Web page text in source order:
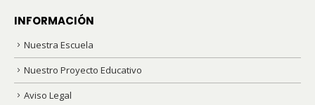
INFORMACIÓN
Nuestra Escuela
Nuestro Proyecto Educativo
Aviso Legal